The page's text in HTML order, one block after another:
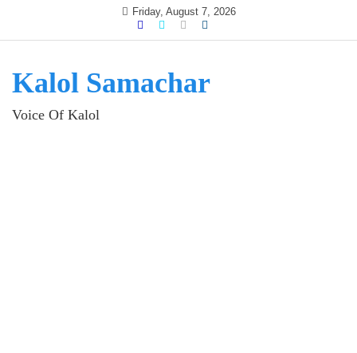
Friday, August 7, 2026
Kalol Samachar
Voice Of Kalol